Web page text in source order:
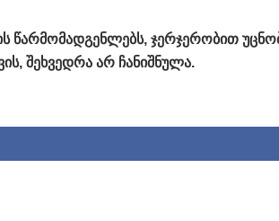
წარმომადგენლებს, ჯერჯერობით
შეხვედრა არ ჩანიშნულა.